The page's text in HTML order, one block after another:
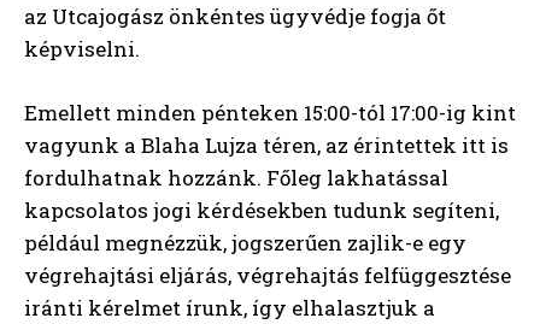
az Utcajogász önkéntes ügyvédje fogja őt
képviselni.
Emellett minden pénteken 15:00-tól 17:00-ig kint
vagyunk a Blaha Lujza téren, az érintettek itt is
fordulhatnak hozzánk. Főleg lakhatással
kapcsolatos jogi kérdésekben tudunk segíteni,
például megnézzük, jogszerűen zajlik-e egy
végrehajtási eljárás, végrehajtás felfüggesztése
iránti kérelmet írunk, így elhalasztjuk a